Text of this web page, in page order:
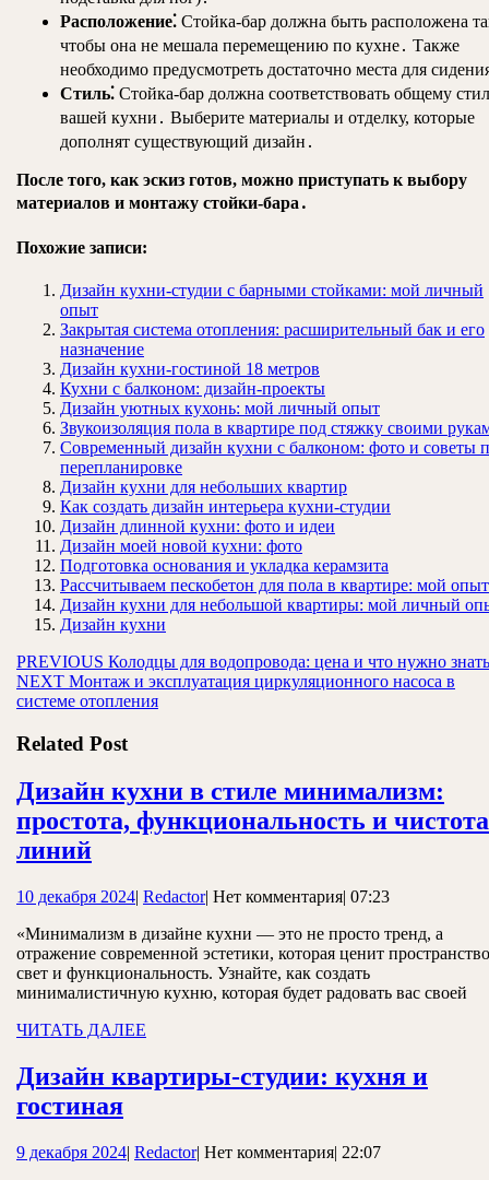
Расположение⁚ Стойка-бар должна быть расположена
чтобы она не мешала перемещению по кухне․ Также
необходимо предусмотреть достаточно места для
Стиль⁚ Стойка-бар должна соответствовать общему
вашей кухни․ Выберите материалы и отделку, которые
дополнят существующий дизайн․
После того, как эскиз готов, можно приступать к выбору
материалов и монтажу стойки-бара․
Похожие записи:
Дизайн кухни-студии с барными стойками: мой личный
опыт
Закрытая система отопления: расширительный бак и его
назначение
Дизайн кухни-гостиной 18 метров
Кухни с балконом: дизайн-проекты
Дизайн уютных кухонь: мой личный опыт
Звукоизоляция пола в квартире под стяжку своими
Современный дизайн кухни с балконом: фото и советы
перепланировке
Дизайн кухни для небольших квартир
Как создать дизайн интерьера кухни-студии
Дизайн длинной кухни: фото и идеи
Дизайн моей новой кухни: фото
Подготовка основания и укладка керамзита
Рассчитываем пескобетон для пола в квартире: мой опыт
Дизайн кухни для небольшой квартиры: мой личный
Дизайн кухни
Навигация
по
PREVIOUS Предыдущая
запись:
Колодцы для водопровода: цена и что нужно знать
NEXT Следующая
запись:
Монтаж и эксплуатация циркуляционного насоса в
системе отопления
Related Post
Дизайн кухни в стиле минимализм:
простота, функциональность и чистота
линийДизайн
в
стиле
минимализм:
простота,
функциональность
чистота
линий
10 декабря 202410
2024
| RedactorRedactor
| Нет комментария| 07:23
«Минимализм в дизайне кухни — это не просто тренд, а
отражение современной эстетики, которая ценит
свет и функциональность. Узнайте, как создать
минималистичную кухню, которая будет радовать вас своей
ЧИТАТЬ ДАЛЕЕ
Дизайн квартиры-студии: кухня и
гостинаяДизайн
студии:
9 декабря 20249| RedactorRedactor
| Нет комментария| 22:07